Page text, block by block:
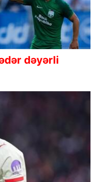
dəyərli